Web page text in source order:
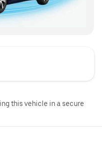
this vehicle in a secure